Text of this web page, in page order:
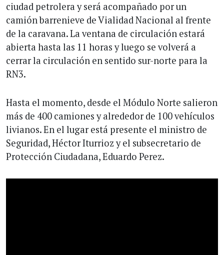
ciudad petrolera y será acompañado por un
camión barrenieve de Vialidad Nacional al frente
de la caravana. La ventana de circulación estará
abierta hasta las 11 horas y luego se volverá a
cerrar la circulación en sentido sur-norte para la
RN3.
Hasta el momento, desde el Módulo Norte salieron
más de 400 camiones y alrededor de 100 vehículos
livianos. En el lugar está presente el ministro de
Seguridad, Héctor Iturrioz y el subsecretario de
Protección Ciudadana, Eduardo Perez.